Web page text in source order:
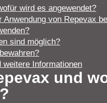
wird es angewendet?
von Repevax
sind möglich?
weitere Informationen
und